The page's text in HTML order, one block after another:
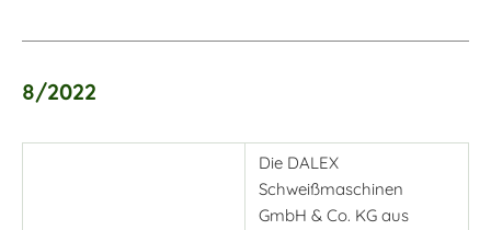
8/2022
Die DALEX
Schweißmaschinen
GmbH & Co. KG aus